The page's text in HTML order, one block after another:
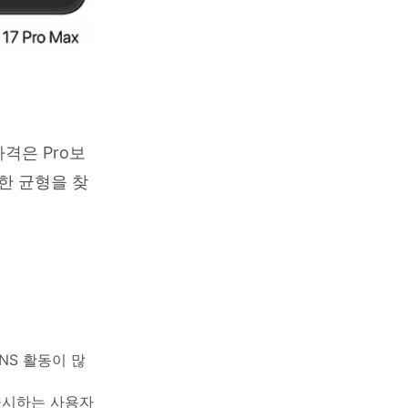
은 Pro보
균형을 찾
활동이 많
하는 사용자